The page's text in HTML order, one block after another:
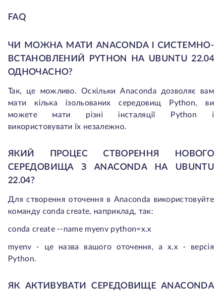
FAQ
ЧИ МОЖНА МАТИ ANACONDA І СИСТЕМНО-
ВСТАНОВЛЕНИЙ PYTHON НА UBUNTU 22.04
ОДНОЧАСНО?
Так, це можливо. Оскільки Anaconda дозволяє вам
мати кілька ізольованих середовищ Python, ви
можете мати різні інсталяції Python і
використовувати їх незалежно.
ЯКИЙ ПРОЦЕС СТВОРЕННЯ НОВОГО
СЕРЕДОВИЩА З ANACONDA НА UBUNTU
22.04?
Для створення оточення в Anaconda використовуйте
команду conda create, наприклад, так:
conda create --name myenv python=x.x
myenv - це назва вашого оточення, а x.x - версія
Python.
ЯК АКТИВУВАТИ СЕРЕДОВИЩЕ ANACONDA